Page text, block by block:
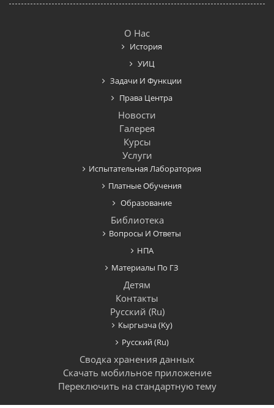
О Нас
История
УИЦ
Задачи И Функции
Права Центра
Новости
Галерея
Курсы
Услуги
Испытательная Лаборатория
Платные Обучения
Образование
Библиотека
Вопросы И Ответы
НПА
Материалы По ГЗ
Детям
Контакты
Русский ‎(ru)‎
Кыргызча ‎(ky)‎
Русский ‎(ru)‎
Сводка хранения данных
Скачать мобильное приложение
Переключить на стандартную тему